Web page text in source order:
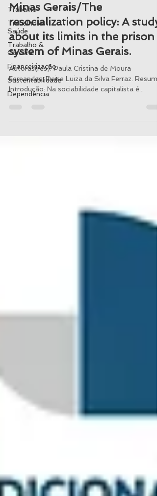
Trabalho
Trabalho &
Saúde
Trabalho &
Cárcere
Financeirização
Sustentabilidade
Dependência
Minas Gerais/The
resocialization policy: A study
about its limits in the prison
system of Minas Gerais.
Autoras(res): Paula Cristina de Moura
Fernandes; Deise Luiza da Silva Ferraz.
Introdução: Na sociabilidade capitalista é...